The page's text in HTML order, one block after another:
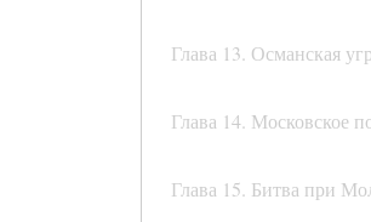
Глава 13. Османская
Глава 14. Московское
Глава 15. Битва при